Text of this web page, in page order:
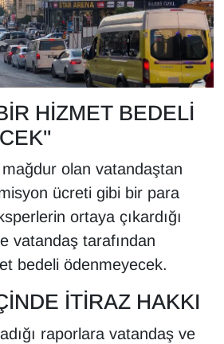
HİZMET BEDELİ
olan vatandaştan
ücreti gibi bir para
ortaya çıkardığı
vatandaş tarafından
bedeli ödenmeyecek.
İTİRAZ HAKKI
raporlara vatandaş ve